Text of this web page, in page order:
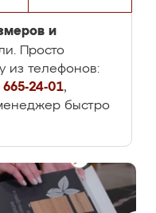
и
Просто
из телефонов:
24-01,
быстро